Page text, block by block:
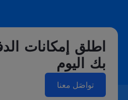
اطلق إمكانات
بك اليوم
تواصَل معنا